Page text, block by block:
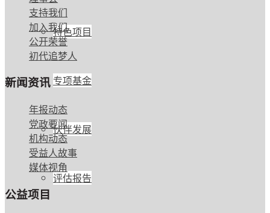
特色项目
专项基金
伙伴发展
评估报告
支持我们
加入我们
公开荣誉
初代追梦人
新闻资讯
年报动态
党政要闻
机构动态
受益人故事
媒体视角
公益项目